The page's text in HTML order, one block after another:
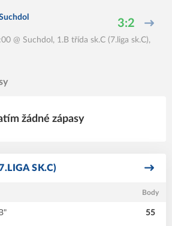
3:2
@ Suchdol , 1.B třída sk.C (7.liga sk.C),
žádné zápasy
SK.C)
Body
55